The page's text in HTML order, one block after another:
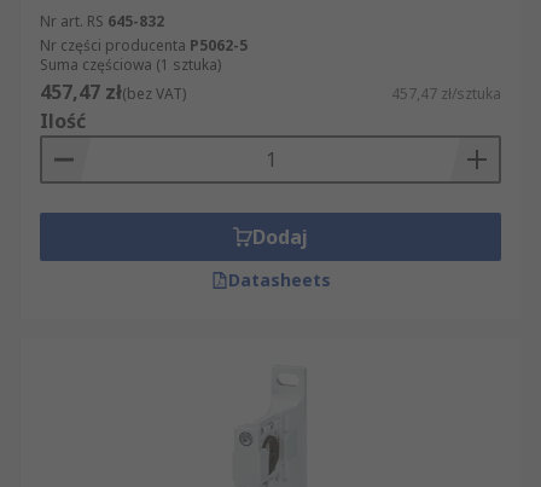
Nr art. RS 645-832
Nr części producenta P5062-5
Suma częściowa (1 sztuka)
457,47 zł(bez VAT) 457,47 zł/sztuka
Ilość
Dodaj
Datasheets